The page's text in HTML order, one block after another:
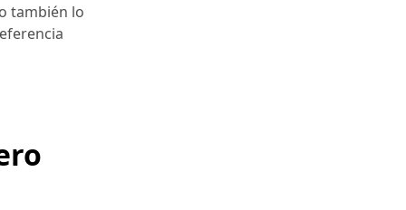
también lo